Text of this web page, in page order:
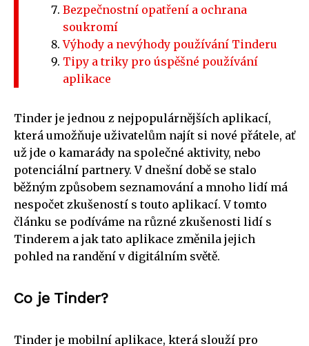
Bezpečnostní opatření a ochrana
soukromí
Výhody a nevýhody používání Tinderu
Tipy a triky pro úspěšné používání
aplikace
Tinder je jednou z nejpopulárnějších aplikací,
která umožňuje uživatelům najít si nové přátele, ať
už jde o kamarády na společné aktivity, nebo
potenciální partnery. V dnešní době se stalo
běžným způsobem seznamování a mnoho lidí má
nespočet zkušeností s touto aplikací. V tomto
článku se podíváme na různé zkušenosti lidí s
Tinderem a jak tato aplikace změnila jejich
pohled na randění v digitálním světě.
Co je Tinder?
Tinder je mobilní aplikace, která slouží pro